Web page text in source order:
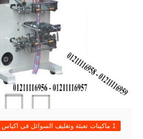
1 ماكينات تعبئة وتغليف السوائل فى اكياس